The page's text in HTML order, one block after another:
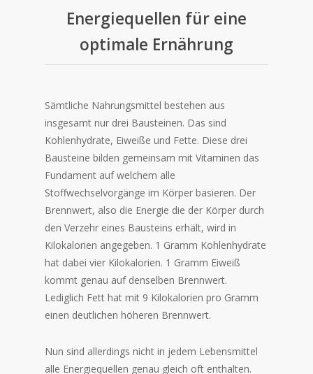
Energiequellen für eine
optimale Ernährung
Sämtliche Nahrungsmittel bestehen aus
insgesamt nur drei Bausteinen. Das sind
Kohlenhydrate, Eiweiße und Fette. Diese drei
Bausteine bilden gemeinsam mit Vitaminen das
Fundament auf welchem alle
Stoffwechselvorgänge im Körper basieren. Der
Brennwert, also die Energie die der Körper durch
den Verzehr eines Bausteins erhält, wird in
Kilokalorien angegeben. 1 Gramm Kohlenhydrate
hat dabei vier Kilokalorien. 1 Gramm Eiweiß
kommt genau auf denselben Brennwert.
Lediglich Fett hat mit 9 Kilokalorien pro Gramm
einen deutlichen höheren Brennwert.
Nun sind allerdings nicht in jedem Lebensmittel
alle Energiequellen genau gleich oft enthalten.